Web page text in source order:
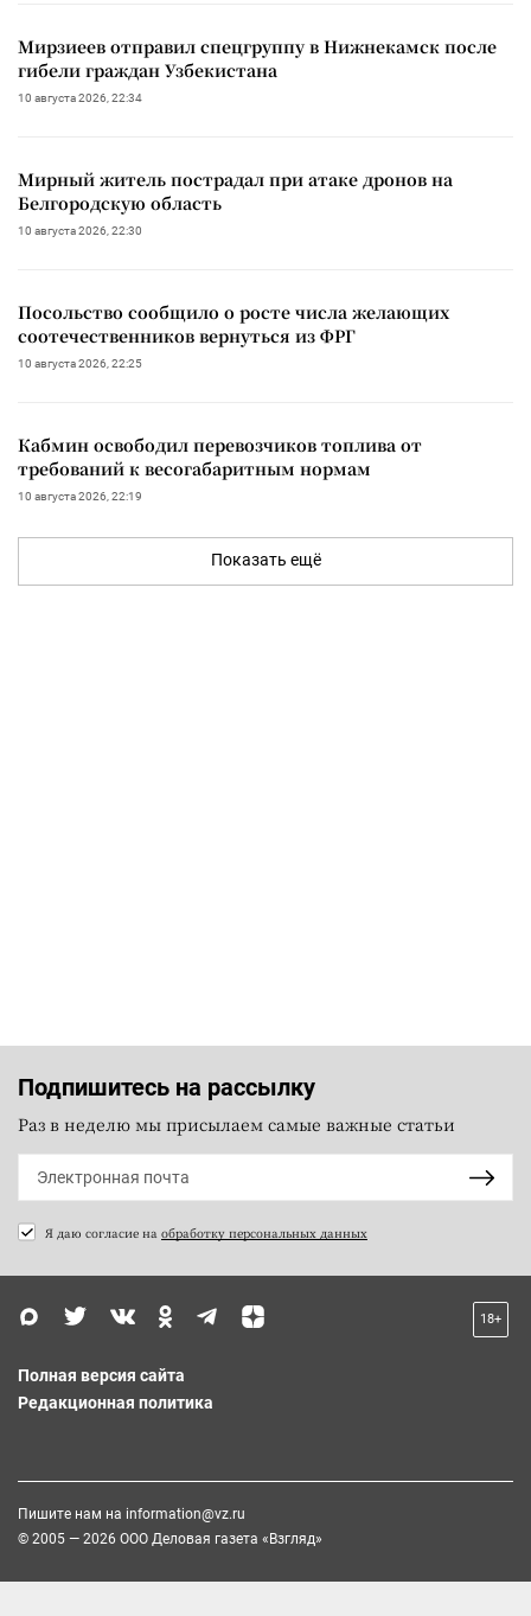
Мирзиеев отправил спецгруппу в Нижнекамск после
гибели граждан Узбекистана
10 августа 2026, 22:34
Мирный житель пострадал при атаке дронов на
Белгородскую область
10 августа 2026, 22:30
Посольство сообщило о росте числа желающих
соотечественников вернуться из ФРГ
10 августа 2026, 22:25
Кабмин освободил перевозчиков топлива от
требований к весогабаритным нормам
10 августа 2026, 22:19
Показать ещё
Подпишитесь на рассылку
Раз в неделю мы присылаем самые важные статьи
Я даю согласие на обработку персональных данных
18+
Полная версия сайта
Редакционная политика
Пишите нам на information@vz.ru
© 2005 — 2026 ООО Деловая газета «Взгляд»